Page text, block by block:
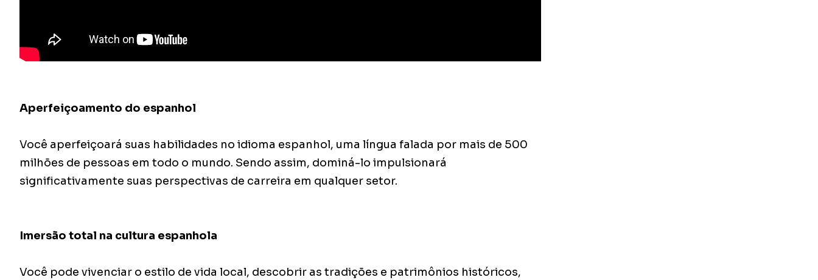
Aperfeiçoamento do espanhol
Você aperfeiçoará suas habilidades no idioma espanhol, uma língua falada por mais de 500
milhões de pessoas em todo o mundo. Sendo assim, dominá-lo impulsionará
significativamente suas perspectivas de carreira em qualquer setor.
Imersão total na cultura espanhola
Você pode vivenciar o estilo de vida local, descobrir as tradições e patrimônios históricos,